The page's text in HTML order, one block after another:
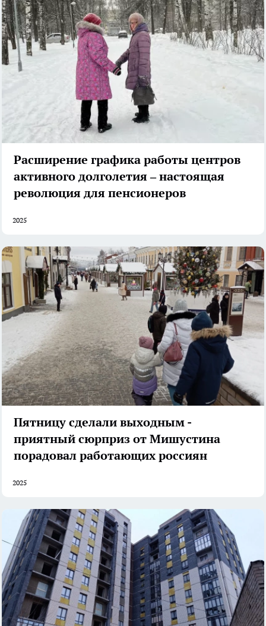
Расширение графика работы центров
активного долголетия – настоящая
революция для пенсионеров
2025
Пятницу сделали выходным -
приятный сюрприз от Мишустина
порадовал работающих россиян
2025